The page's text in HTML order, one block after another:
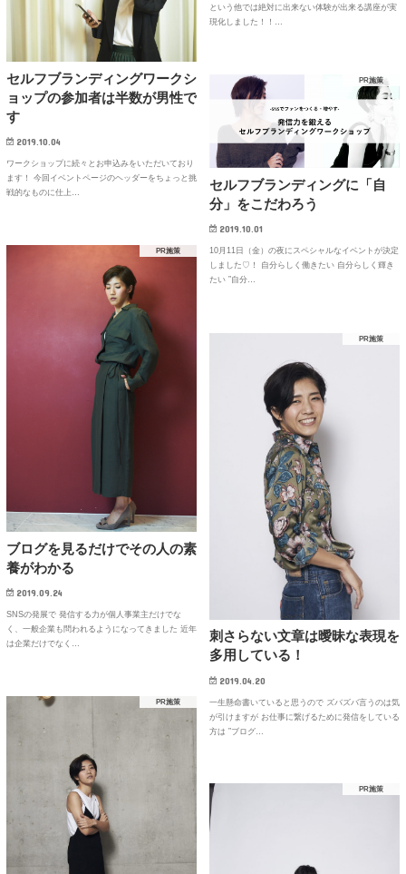
という他では絶対に出来ない体験が出来る講座が実
現化しました！！…
セルフブランディングワークシ
ョップの参加者は半数が男性で
す
2019.10.04
ワークショップに続々とお申込みをいただいており
ます！ 今回イベントページのヘッダーをちょっと挑
戦的なものに仕上…
PR施策
セルフブランディングに「自
分」をこだわろう
2019.10.01
10月11日（金）の夜にスペシャルなイベントが決定
しました♡！ 自分らしく働きたい 自分らしく輝き
たい ”自分…
PR施策
ブログを見るだけでその人の素
養がわかる
2019.09.24
SNSの発展で 発信する力が個人事業主だけでな
く、一般企業も問われるようになってきました 近年
は企業だけでなく…
PR施策
刺さらない文章は曖昧な表現を
多用している！
2019.04.20
一生懸命書いていると思うので ズバズバ言うのは気
が引けますが お仕事に繋げるために発信をしている
方は ”ブログ…
PR施策
PR施策